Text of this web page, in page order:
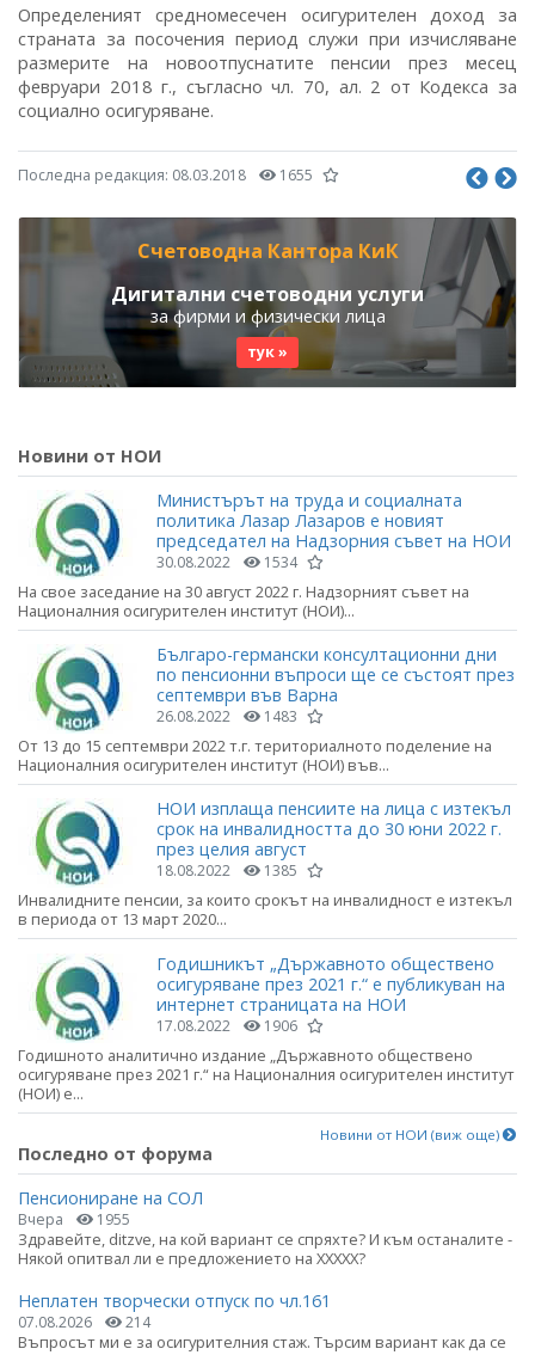
Определеният средномесечен осигурителен доход за
страната за посочения период служи при изчисляване
размерите на новоотпуснатите пенсии през месец
февруари 2018 г., съгласно чл. 70, ал. 2 от Кодекса за
социално осигуряване.
Последна редакция: 08.03.2018 1655
Счетоводна Кантора КиК
Дигитални счетоводни услуги
за фирми и физически лица
тук »
Новини от НОИ
Министърът на труда и социалната
политика Лазар Лазаров е новият
председател на Надзорния съвет на НОИ
30.08.2022 1534
На свое заседание на 30 август 2022 г. Надзорният съвет на
Националния осигурителен институт (НОИ)...
Българо-германски консултационни дни
по пенсионни въпроси ще се състоят през
септември във Варна
26.08.2022 1483
От 13 до 15 септември 2022 т.г. териториалното поделение на
Националния осигурителен институт (НОИ) във...
НОИ изплаща пенсиите на лица с изтекъл
срок на инвалидността до 30 юни 2022 г.
през целия август
18.08.2022 1385
Инвалидните пенсии, за които срокът на инвалидност е изтекъл
в периода от 13 март 2020...
Годишникът „Държавното обществено
осигуряване през 2021 г.“ е публикуван на
интернет страницата на НОИ
17.08.2022 1906
Годишното аналитично издание „Държавното обществено
осигуряване през 2021 г.“ на Националния осигурителен институт
(НОИ) е...
Новини от НОИ (виж още)
Последно от форума
Пенсиониране на СОЛ
Вчера 1955
Здравейте, ditzve, на кой вариант се спряхте? И към останалите -
Някой опитвал ли е предложението на ХХХХХ?
Неплатен творчески отпуск по чл.161
07.08.2026 214
Въпросът ми е за осигурителния стаж. Търсим вариант как да се